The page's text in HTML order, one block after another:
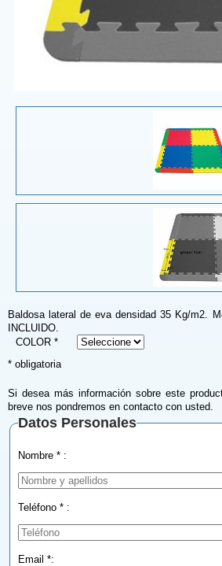
Baldosa lateral de eva densidad 35 Kg/m2.
INCLUIDO.
COLOR *
* obligatoria
Si desea más información sobre este
breve nos pondremos en contacto con usted.
Datos Personales
Nombre * :
Teléfono * :
Email *: